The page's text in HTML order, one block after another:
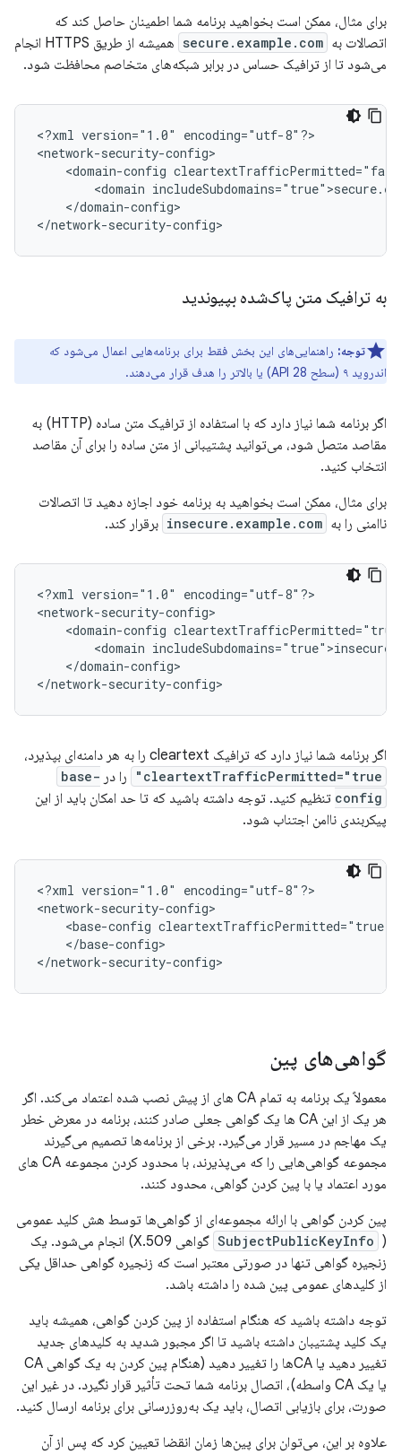
برای مثال، ممکن است بخواهید برنامه شما اطمینان حاصل کند که
اتصالات به secure.example.com
همیشه از طریق HTTPS انجام
می‌شود تا از ترافیک حساس در برابر شبکه‌های متخاصم محافظت شود.
<?xml version="1.0"
encoding="utf-8"?>
<domain-config
<domain
</domain-config>
</network-security-config>
به ترافیک متن پاک‌شده بپیوندید
توجه: راهنمایی‌های این بخش فقط برای برنامه‌هایی اعمال می‌شود که
اندروید ۹ (سطح API 28) یا بالاتر را هدف قرار می‌دهند.
اگر برنامه شما نیاز دارد که با استفاده از ترافیک متن ساده (HTTP) به
مقاصد متصل شود، می‌توانید پشتیبانی از متن ساده را برای آن مقاصد
انتخاب کنید.
برای مثال، ممکن است بخواهید به برنامه خود اجازه دهید تا اتصالات
ناامنی را به insecure.example.com برقرار کند.
<?xml version="1.0"
encoding="utf-8"?>
<domain-config
<domain
</domain-config>
</network-security-config>
اگر برنامه شما نیاز دارد که ترافیک cleartext را به هر دامنه‌ای بپذیرد،
cleartextTrafficPermitted="true" را در base-
config تنظیم کنید. توجه داشته باشید که تا حد امکان باید از این
پیکربندی ناامن اجتناب شود.
<?xml version="1.0"
encoding="utf-8"?>
<base-config
</base-config>
</network-security-config>
گواهی‌های پین
معمولاً یک برنامه به تمام CA های از پیش نصب شده اعتماد می‌کند. اگر
هر یک از این CA ها یک گواهی جعلی صادر کنند، برنامه در معرض خطر
یک مهاجم در مسیر قرار می‌گیرد. برخی از برنامه‌ها تصمیم می‌گیرند
مجموعه گواهی‌هایی را که می‌پذیرند، با محدود کردن مجموعه CA های
مورد اعتماد یا با پین کردن گواهی، محدود کنند.
پین کردن گواهی با ارائه مجموعه‌ای از گواهی‌ها توسط هش کلید عمومی
(
SubjectPublicKeyInfo
گواهی X.509) انجام می‌شود. یک
زنجیره گواهی تنها در صورتی معتبر است که زنجیره گواهی حداقل یکی
از کلیدهای عمومی پین شده را داشته باشد.
توجه داشته باشید که هنگام استفاده از پین کردن گواهی، همیشه باید
یک کلید پشتیبان داشته باشید تا اگر مجبور شدید به کلیدهای جدید
تغییر دهید یا CAها را تغییر دهید (هنگام پین کردن به یک گواهی CA
یا یک CA واسطه)، اتصال برنامه شما تحت تأثیر قرار نگیرد. در غیر این
صورت، برای بازیابی اتصال، باید یک به‌روزرسانی برای برنامه ارسال کنید.
علاوه بر این، می‌توان برای پین‌ها زمان انقضا تعیین کرد که پس از آن